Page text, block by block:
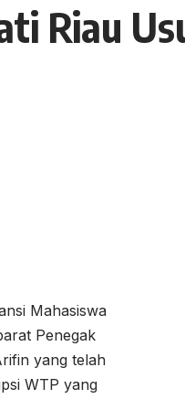
Riau
Mahasiswa
Penegak
yang telah
WTP yang